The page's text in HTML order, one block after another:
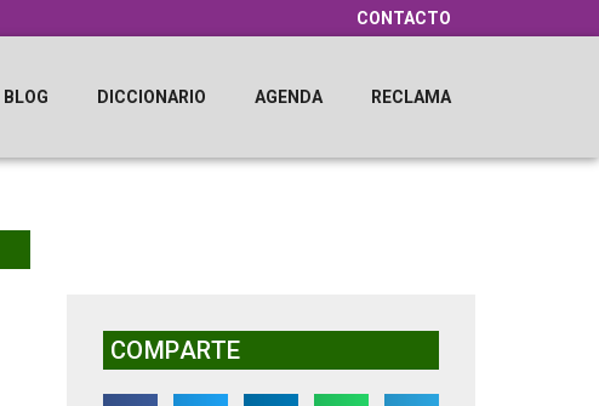
CONTACTO
BLOG DICCIONARIO AGENDA RECLAMA
COMPARTE